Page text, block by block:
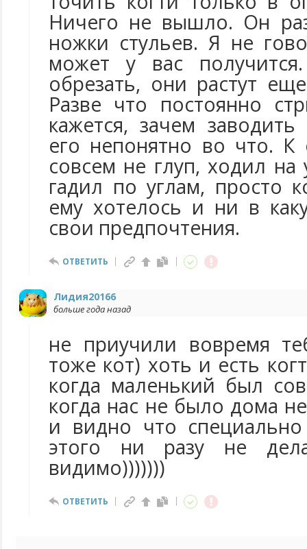
Ничего не вышло. Он
ножки стульев. Я не
может у вас
обрезать, они растут
Разве что постоянно
кажется, зачем
его непонятно во что.
совсем не глуп, ходил на
гадил по углам, просто
ему хотелось и ни в
свои предпочтения.
ОТВЕТИТЬ
Лидия20166
больше года назад
не приучили вовремя
тоже кот) хоть и есть
когда маленький был
когда нас не было дома
и видно что
этого ни разу не
видимо)))))))
ОТВЕТИТЬ